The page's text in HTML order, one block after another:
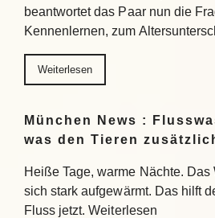
beantwortet das Paar nun die
Kennenlernen, zum
Weiterlesen
München News :
was den Tieren
Heiße Tage, warme Nächte. Das
sich stark aufgewärmt. Das hilft
Fluss jetzt. Weiterlesen